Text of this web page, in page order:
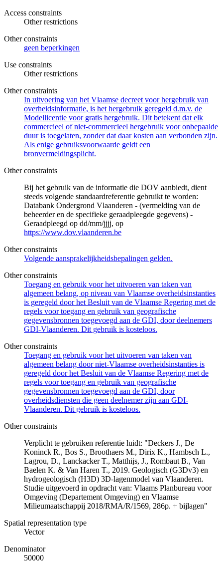
Access constraints
Other restrictions
Other constraints
geen beperkingen
Use constraints
Other restrictions
Other constraints
In uitvoering van het Vlaamse decreet voor hergebruik van
overheidsinformatie, is het hergebruik geregeld d.m.v. de
Modellicentie voor gratis hergebruik. Dit betekent dat elk
commercieel of niet-commercieel hergebruik voor onbepaalde
duur is toegelaten, zonder dat daar kosten aan verbonden zijn.
Als enige gebruiksvoorwaarde geldt een
bronvermeldingsplicht.
Other constraints
Bij het gebruik van de informatie die DOV aanbiedt, dient
steeds volgende standaardreferentie gebruikt te worden:
Databank Ondergrond Vlaanderen - (vermelding van de
beheerder en de specifieke geraadpleegde gegevens) -
Geraadpleegd op dd/mm/jjjj, op
https://www.dov.vlaanderen.be
Other constraints
Volgende aansprakelijkheidsbepalingen gelden.
Other constraints
Toegang en gebruik voor het uitvoeren van taken van
algemeen belang, op niveau van Vlaamse overheidsinstanties
is geregeld door het Besluit van de Vlaamse Regering met de
regels voor toegang en gebruik van geografische
gegevensbronnen toegevoegd aan de GDI, door deelnemers
GDI-Vlaanderen. Dit gebruik is kosteloos.
Other constraints
Toegang en gebruik voor het uitvoeren van taken van
algemeen belang door niet-Vlaamse overheidsinstanties is
geregeld door het Besluit van de Vlaamse Regering met de
regels voor toegang en gebruik van geografische
gegevensbronnen toegevoegd aan de GDI, door
overheidsdiensten die geen deelnemer zijn aan GDI-
Vlaanderen. Dit gebruik is kosteloos.
Other constraints
Verplicht te gebruiken referentie luidt: "Deckers J., De
Koninck R., Bos S., Broothaers M., Dirix K., Hambsch L.,
Lagrou, D., Lanckacker T., Matthijs, J., Rombaut B., Van
Baelen K. & Van Haren T., 2019. Geologisch (G3Dv3) en
hydrogeologisch (H3D) 3D-lagenmodel van Vlaanderen.
Studie uitgevoerd in opdracht van: Vlaams Planbureau voor
Omgeving (Departement Omgeving) en Vlaamse
Milieumaatschappij 2018/RMA/R/1569, 286p. + bijlagen"
Spatial representation type
Vector
Denominator
50000